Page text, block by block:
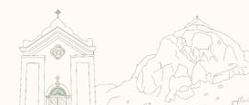
Αρχιεπισκοπή